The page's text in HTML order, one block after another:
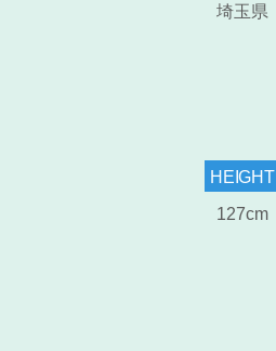
埼玉県
HEIGHT
127cm